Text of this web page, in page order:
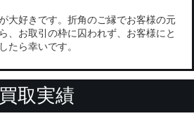
大好きです。折角のご縁でお客様の元
、お取引の枠に囚われず、お客様にと
たら幸いです。
買取実績